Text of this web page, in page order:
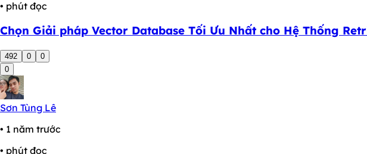
• phút đọc
Chọn Giải pháp Vector Database Tối Ưu Nhất cho Hệ Thống
492 0
0
0
Sơn Tùng Lê
• 1 năm trước
• phút đọc